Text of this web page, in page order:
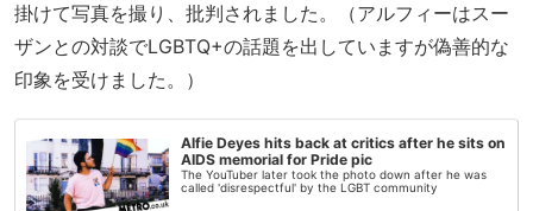
掛けて写真を撮り、批判されました。（アルフィーはスー
ザンとの対談でLGBTQ+の話題を出していますが偽善的な
印象を受けました。）
Alfie Deyes hits back at critics after he sits on
AIDS memorial for Pride pic
The YouTuber later took the photo down after he was
called 'disrespectful' by the LGBT community